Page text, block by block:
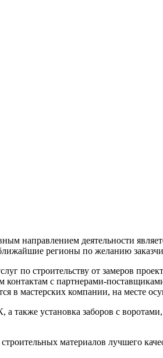
направлением деятельности
регионы по желанию
по строительству от замеров
с партнерами-
в мастерских компании, на месте
установка заборов с
материалов лучшего